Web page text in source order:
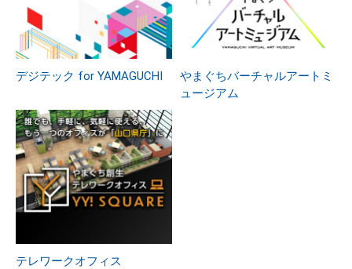
デジテック for YAMAGUCHI
やまぐちバーチャルアートミ
ュージアム
テレワークオフィス